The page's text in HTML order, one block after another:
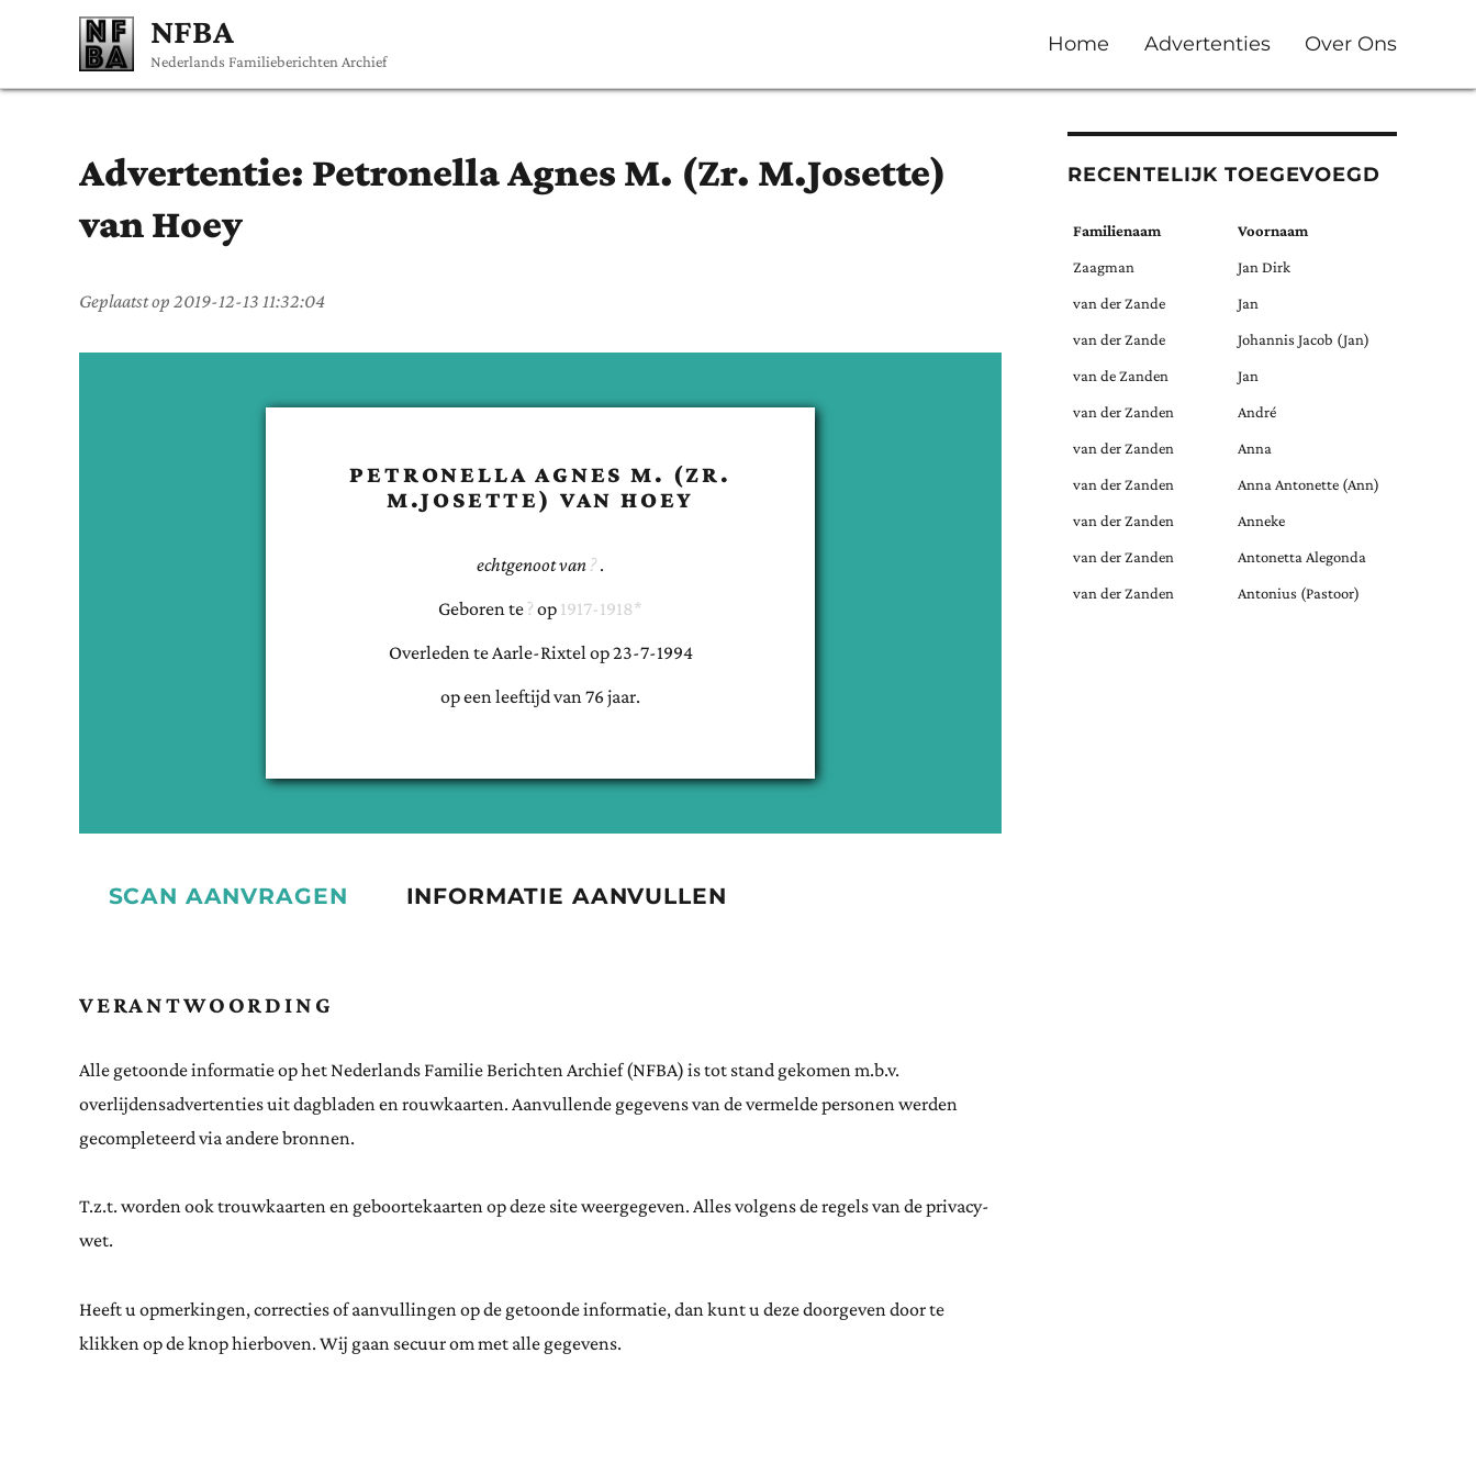
NFBA
Nederlands Familieberichten Archief
Home Advertenties Over Ons
Advertentie: Petronella Agnes M. (Zr. M.Josette)
van Hoey
Geplaatst op 2019-12-13 11:32:04
PETRONELLA AGNES M. (ZR.
M.JOSETTE) VAN HOEY
echtgenoot van
.
Geboren te op 1917-1918*
Overleden te Aarle-Rixtel op23-7-1994
op een leeftijd van 76jaar.
SCAN AANVRAGEN INFORMATIE AANVULLEN
VERANTWOORDING
Alle getoonde informatie op het Nederlands Familie Berichten Archief (NFBA) is tot stand gekomen m.b.v.
overlijdensadvertenties uit dagbladen en rouwkaarten. Aanvullende gegevens van de vermelde personen werden
gecompleteerd via andere bronnen.
T.z.t. worden ook trouwkaarten en geboortekaarten op deze site weergegeven. Alles volgens de regels van de privacy-
wet.
Heeft u opmerkingen, correcties of aanvullingen op de getoonde informatie, dan kunt u deze doorgeven door te
klikken op de knop hierboven. Wij gaan secuur om met alle gegevens.
RECENTELIJK TOEGEVOEGD
Familienaam Voornaam
Zaagman Jan Dirk
van der Zande Jan
van der Zande Johannis Jacob (Jan)
van de Zanden Jan
van der Zanden André
van der Zanden Anna
van der Zanden Anna Antonette (Ann)
van der Zanden Anneke
van der Zanden Antonetta Alegonda
van der Zanden Antonius (Pastoor)